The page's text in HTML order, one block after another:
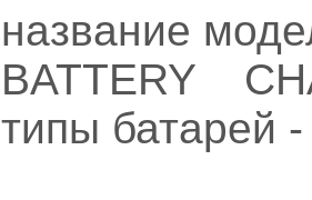
название
BATTERY
типы батарей